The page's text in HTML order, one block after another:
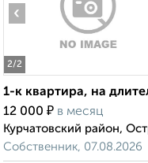
2/2
‹
1-к квартира, на
12 000 ₽ в месяц
Курчатовский район,
Собственник, 07.08.2026